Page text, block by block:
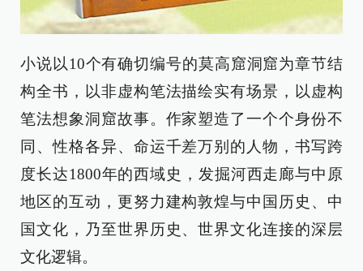
小说以10个有确切编号的莫高窟洞窟为章节结
构全书，以非虚构笔法描绘实有场景，以虚构
笔法想象洞窟故事。作家塑造了一个个身份不
同、性格各异、命运千差万别的人物，书写跨
度长达1800年的西域史，发掘河西走廊与中原
地区的互动，更努力建构敦煌与中国历史、中
国文化，乃至世界历史、世界文化连接的深层
文化逻辑。